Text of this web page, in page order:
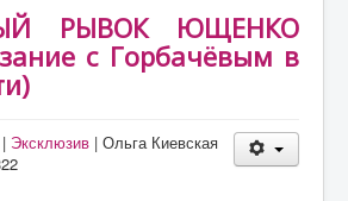
РЫВОК ЮЩЕНКО
с Горбачёвым в
| Эксклюзив |Ольга Киевская